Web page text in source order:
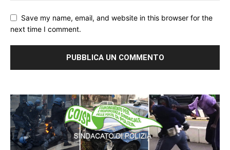
Save my name, email, and website in this browser for the
next time I comment.